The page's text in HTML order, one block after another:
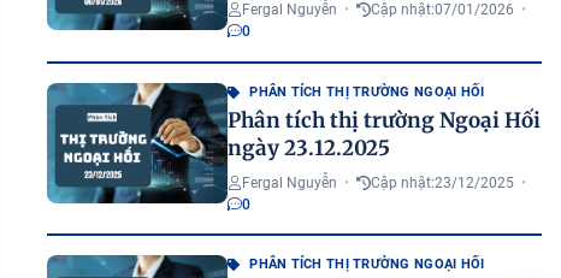
Fergal Nguyễn • Cập nhật:07/01/2026 •
0
PHÂN TÍCH THỊ TRƯỜNG NGOẠI HỐI
Phân tích thị trường Ngoại Hối
ngày 23.12.2025
Fergal Nguyễn • Cập nhật:23/12/2025 •
0
PHÂN TÍCH THỊ TRƯỜNG NGOẠI HỐI